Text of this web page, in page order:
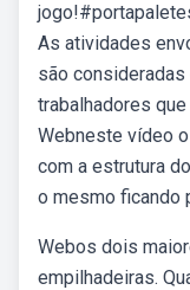
As atividades
são
trabalhadores
Webneste vídeo
com a estrutura
o mesmo ficando
Webos dois
empilhadeiras.